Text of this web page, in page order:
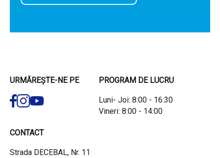
URMĂREȘTE-NE PE PROGRAM DE LUCRU
Luni- Joi: 8:00 - 16:30
Vineri: 8:00 - 14:00
CONTACT
Strada DECEBAL, Nr. 11